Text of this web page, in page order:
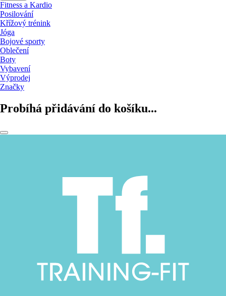
Fitness a Kardio
Posilování
Křížový trénink
Jóga
Bojové sporty
Oblečení
Boty
Vybavení
Výprodej
Značky
Probíhá přidávání do košíku...